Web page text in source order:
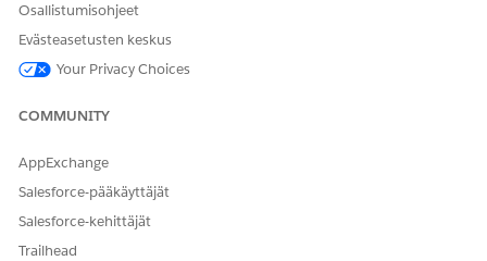
Osallistumisohjeet
Evästeasetusten keskus
Your Privacy Choices
COMMUNITY
AppExchange
Salesforce-pääkäyttäjät
Salesforce-kehittäjät
Trailhead